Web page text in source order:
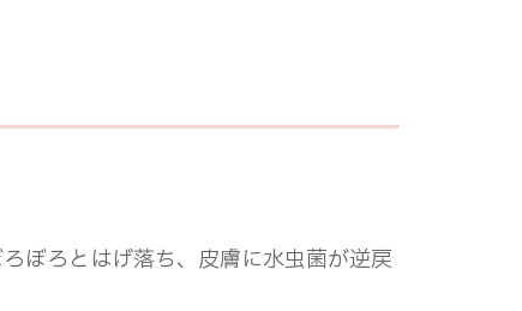
ぼろとはげ落ち、皮膚に水虫菌が逆戻